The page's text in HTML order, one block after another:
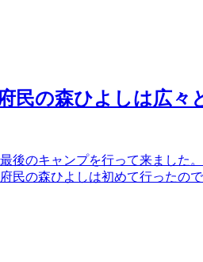
民の森ひよしは広
後のキャンプを行って来ました
民の森ひよしは初めて行ったの